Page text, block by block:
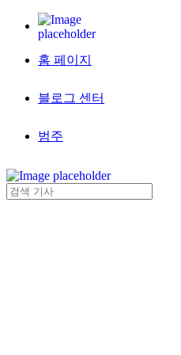
홈 페이지
블로그 센터
범주